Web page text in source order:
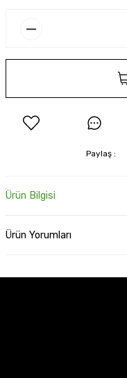
Paylaş :
Ürün Bilgisi
Ürün Yorumları